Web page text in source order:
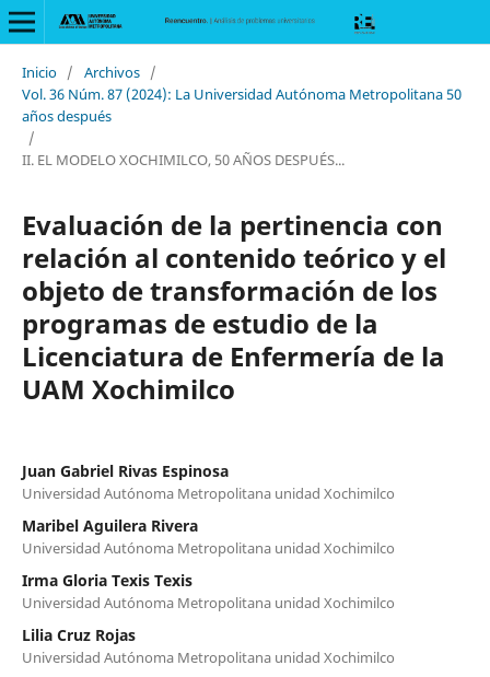
Inicio / Archivos /
Vol. 36 Núm. 87 (2024): La Universidad Autónoma Metropolitana 50
años después
/
II. EL MODELO XOCHIMILCO, 50 AÑOS DESPUÉS...
Evaluación de la pertinencia con
relación al contenido teórico y el
objeto de transformación de los
programas de estudio de la
Licenciatura de Enfermería de la
UAM Xochimilco
Juan Gabriel Rivas Espinosa
Universidad Autónoma Metropolitana unidad Xochimilco
Maribel Aguilera Rivera
Universidad Autónoma Metropolitana unidad Xochimilco
Irma Gloria Texis Texis
Universidad Autónoma Metropolitana unidad Xochimilco
Lilia Cruz Rojas
Universidad Autónoma Metropolitana unidad Xochimilco